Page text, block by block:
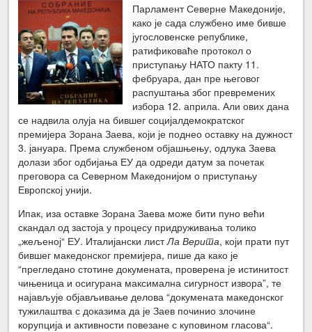
Парламент Северне Македоније,
како је сада службено име бивше
југословенске републике,
ратификоваће протокол о
приступању НАТО пакту 11.
фебруара, дан пре његовог
распуштања због превремених
избора 12. априла. Али ових дана
се надвила олуја на бившег социјалдемократског
премијера Зорана Заева, који је поднео оставку на дужност
3. јануара. Према службеном објашњењу, одлука Заева
долази због одбијања ЕУ да одреди датум за почетак
преговора са Северном Македонијом о приступању
Европској унији.
Ипак, иза оставке Зорана Заева може бити пуно већи
скандал од застоја у процесу придруживања толико
„жељеној“ ЕУ. Италијански листЛа Верита, који прати пут
бившег македонског премијера, пише да како је
“прегледано стотине докумената, проверена је истинитост
чињеница и осигурана максимална сигурност извора”, те
најављује објављивање делова “докумената македонског
тужилаштва с доказима да је Заев починио злочине
корупција и активности повезане с куповином гласова“.